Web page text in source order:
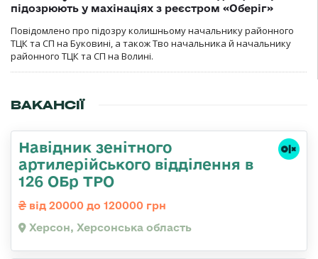
підозрюють у махінаціях з реєстром «Оберіг»
Повідомлено про підозру колишньому начальнику районного
ТЦК та СП на Буковині, а також Тво начальника й начальнику
районного ТЦК та СП на Волині.
ВАКАНСІЇ
Навідник зенітного
артилерійського відділення в
126 ОБр ТРО
від 20000 до 120000 грн
Херсон, Херсонська область